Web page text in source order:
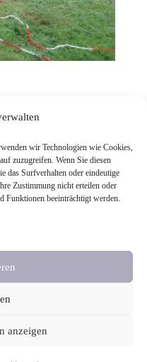
wir Technologien wie Cookies,
zuzugreifen. Wenn Sie diesen
das Surfverhalten oder eindeutige
Zustimmung nicht erteilen oder
Funktionen beeinträchtigt werden.
anzeigen
Garden for 34 days